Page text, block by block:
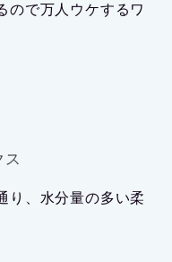
ので万人ウケするワ
ス
り、水分量の多い柔